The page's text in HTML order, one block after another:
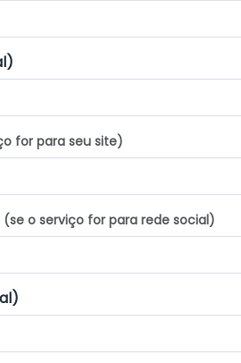
for para seu site)
(se o serviço for para rede social)